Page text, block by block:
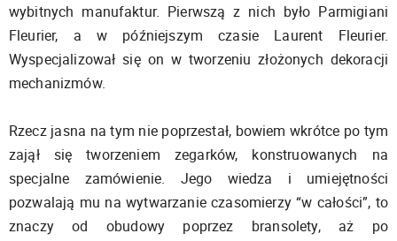
wybitnych manufaktur. Pierwszą z nich było Parmigiani
Fleurier, a w późniejszym czasie Laurent Fleurier.
Wyspecjalizował się on w tworzeniu złożonych dekoracji
mechanizmów.
Rzecz jasna na tym nie poprzestał, bowiem wkrótce po tym
zajął się tworzeniem zegarków, konstruowanych na
specjalne zamówienie. Jego wiedza i umiejętności
pozwalają mu na wytwarzanie czasomierzy “w całości”, to
znaczy od obudowy poprzez bransolety, aż po